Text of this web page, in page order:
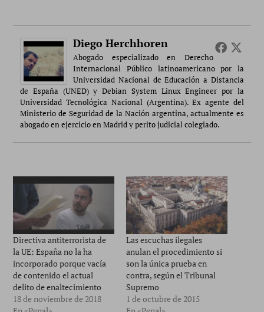
Diego Herchhoren
Abogado especializado en Derecho
Internacional Público latinoamericano por la
Universidad Nacional de Educación a Distancia
de España (UNED) y Debian System Linux Engineer por la
Universidad Tecnológica Nacional (Argentina). Ex agente del
Ministerio de Seguridad de la Nación argentina, actualmente es
abogado en ejercicio en Madrid y perito judicial colegiado.
Directiva antiterrorista de
la UE: España no la ha
incorporado porque vacía
de contenido el actual
delito de enaltecimiento
18 de noviembre de 2018
Las escuchas ilegales
anulan el procedimiento si
son la única prueba en
contra, según el Tribunal
Supremo
1 de octubre de 2015